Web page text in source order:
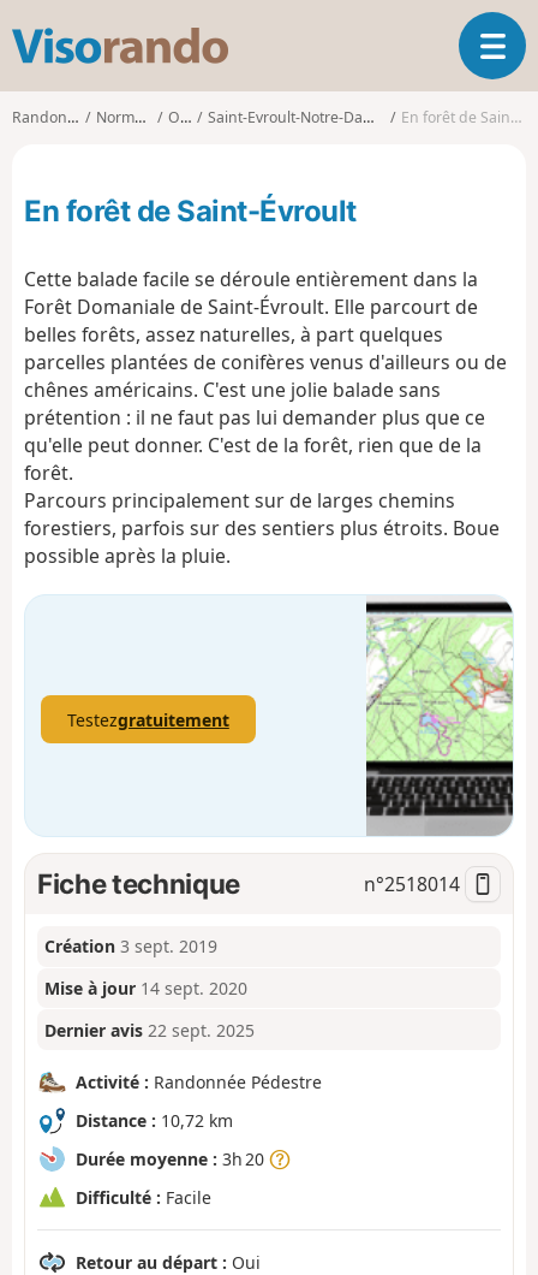
s
o
d
O
u
v
g
Randonnées Normandie Orne Saint-Evroult-Notre-Dame-du-Bois En forêt de Saint-Évroult
En forêt de Saint-Évroult
Cette balade facile se déroule entièrement dans la
Forêt Domaniale de Saint-Évroult. Elle parcourt de
belles forêts, assez naturelles, à part quelques
parcelles plantées de conifères venus d'ailleurs ou de
chênes américains. C'est une jolie balade sans
prétention : il ne faut pas lui demander plus que ce
qu'elle peut donner. C'est de la forêt, rien que de la
forêt.
Parcours principalement sur de larges chemins
forestiers, parfois sur des sentiers plus étroits. Boue
possible après la pluie.
Testezgratuitement
Fiche technique n°2518014
Création 3 sept. 2019
Mise à jour 14 sept. 2020
Dernier avis 22 sept. 2025
Activité : Randonnée Pédestre
Distance : 10,72 km
Durée moyenne : 3h 20
Difficulté : Facile
Retour au départ : Oui